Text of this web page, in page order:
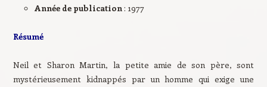
Année de publication: 1977
Résumé
Neil et Sharon Martin, la petite amie de son père, sont
mystérieusement kidnappés par un homme qui exige une